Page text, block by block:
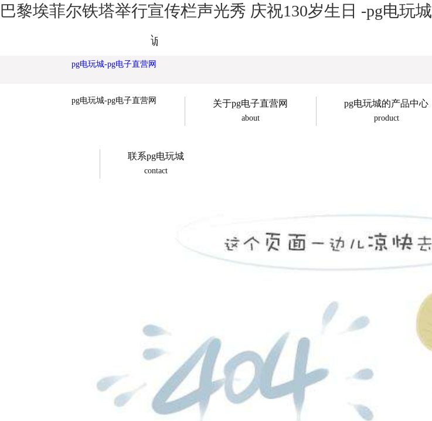
巴黎埃菲尔铁塔举行宣传栏声光秀 庆祝130岁生日 -pg电玩城
诚展广告欢迎您
pg电玩城-pg电子直营网
pg电玩城-pg电子直营网 关于pg电子直营网
about
pg电玩城的产品中心
product
联系pg电玩城
contact